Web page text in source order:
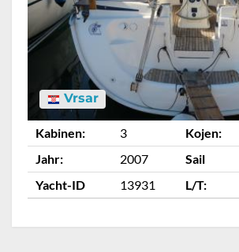
Vrsar
Kabinen: 3 Kojen:
Jahr:
2007 Sail
Yacht-ID
13931 L/T: